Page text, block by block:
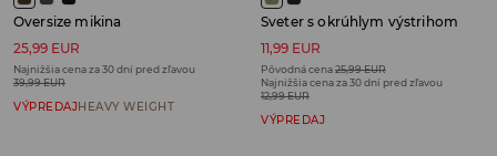
Oversize mikina
25,99 EUR
Najnižšia cena za 30 dní pred zľavou
39,99 EUR
VÝPREDAJHEAVY WEIGHT
Sveter s okrúhlym výstrihom
11,99 EUR
Pôvodná cena25,99 EUR
Najnižšia cena za 30 dní pred zľavou
12,99 EUR
VÝPREDAJ